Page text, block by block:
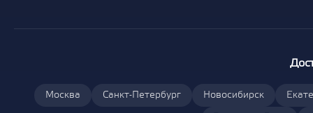
Москва Санкт-Петербург Новосибирск